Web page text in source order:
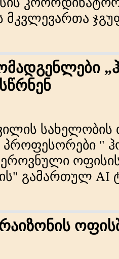
მკვლევართა
პროფესორები "
გამართულ AI